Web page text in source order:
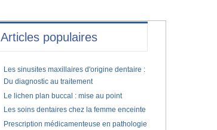
Articles populaires
Les sinusites maxillaires d'origine dentaire :
Du diagnostic au traitement
Le lichen plan buccal : mise au point
Les soins dentaires chez la femme enceinte
Prescription médicamenteuse en pathologie